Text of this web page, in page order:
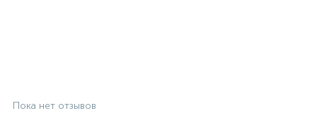
Пока нет отзывов